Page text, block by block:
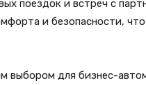
поездок и встреч с
и безопасности,
выбором для бизнес-